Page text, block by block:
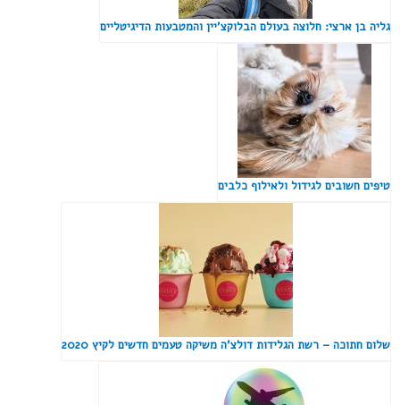
גליה בן ארצי: חלוצה בעולם הבלוקצ'יין והמטבעות הדיגיטליים
טיפים חשובים לגידול ולאילוף כלבים
שלום חתוכה – רשת הגלידות דולצ'ה משיקה טעמים חדשים לקיץ 2020